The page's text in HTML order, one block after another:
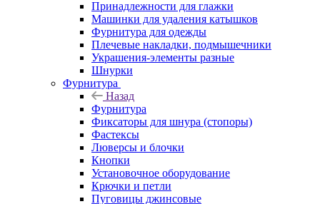
Принадлежности для глажки
Машинки для удаления катышков
Фурнитура для одежды
Плечевые накладки, подмышечники
Украшения-элементы разные
Шнурки
Фурнитура
Назад
Фурнитура
Фиксаторы для шнура (стопоры)
Фастексы
Люверсы и блочки
Кнопки
Установочное оборудование
Крючки и петли
Пуговицы джинсовые